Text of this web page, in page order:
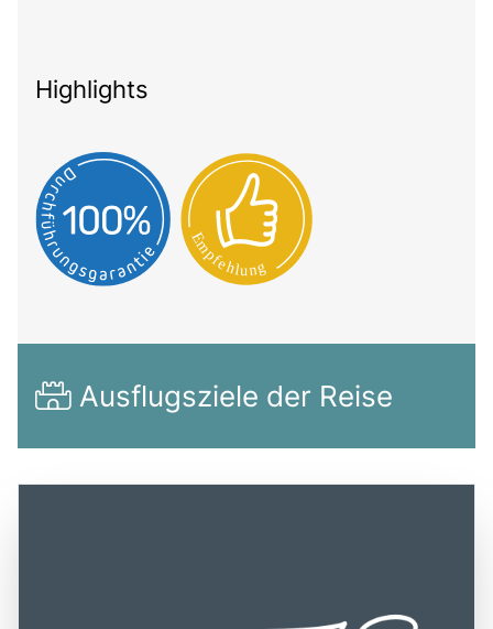
Highlights
Ausflugsziele der Reise